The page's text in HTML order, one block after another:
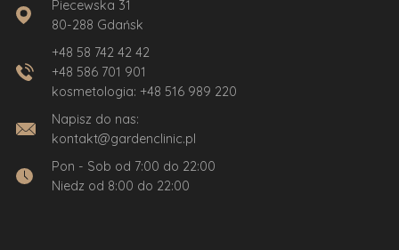
Piecewska 31
80-288 Gdańsk
+48 58 742 42 42
+48 586 701 901
kosmetologia: +48 516 989 220
Napisz do nas:
kontakt@gardenclinic.pl
Pon - Sob od 7:00 do 22:00
Niedz od 8:00 do 22:00